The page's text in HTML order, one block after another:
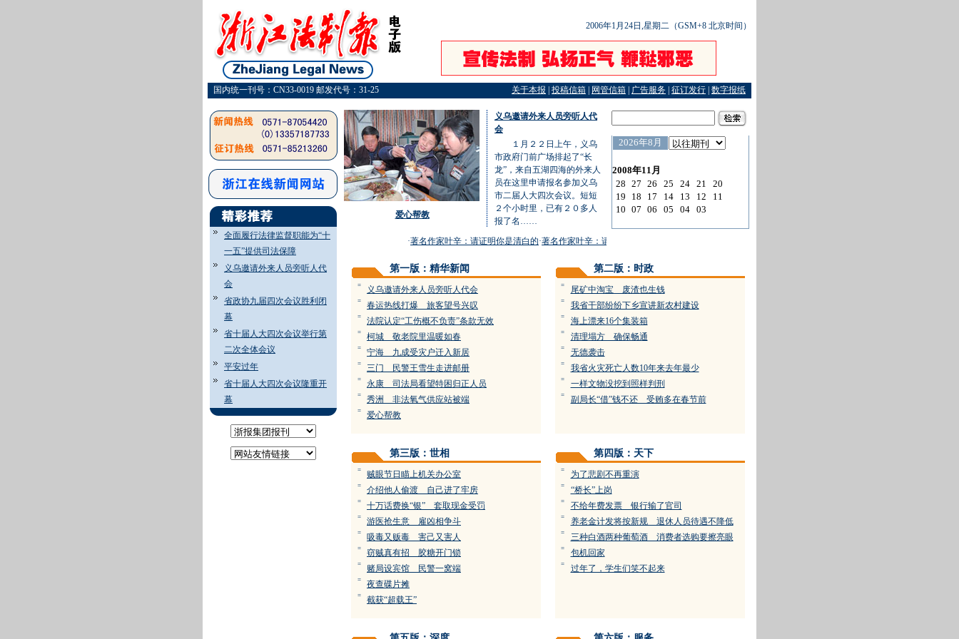
2006年1月24日,星期二（GSM+8 北京时间）
国内统一刊号：CN33-0019 邮发代号：31-25 关于本报 投稿信箱 网管信箱 广告服务 征订发行 数字报纸
全面履行法律监督职能为“十
一五”提供司法保障
义乌邀请外来人员旁听人代
会
省政协九届四次会议胜利闭
幕
省十届人大四次会议举行第
二次全体会议
平安过年
省十届人大四次会议隆重开
幕
爱心帮教
义乌邀请外来人员旁听人代
会
１月２２日上午，义乌
市政府门前广场排起了“长
龙”，来自五湖四海的外来人
员在这里申请报名参加义乌
市二届人大四次会议。短短
２个小时里，已有２０多人
报了名……
著名作家叶辛：请证明你是清白的·著名作家叶辛：请证明你是清白的
第一版：精华新闻
= 义乌邀请外来人员旁听人代会
= 春运热线打爆 旅客望号兴叹
= 法院认定“工伤概不负责”条款无效
= 柯城 敬老院里温暖如春
= 宁海 九成受灾户迁入新居
= 三门 民警王雪生走进邮册
= 永康 司法局看望特困归正人员
= 秀洲 非法氧气供应站被端
= 爱心帮教
第二版：时政
= 尾矿中淘宝 废渣也生钱
= 我省干部纷纷下乡宣讲新农村建设
= 海上漂来16个集装箱
= 清理塌方 确保畅通
= 无德袭击
= 我省火灾死亡人数10年来去年最少
= 一样文物没挖到照样判刑
= 副局长“借”钱不还 受贿多在春节前
第三版：世相
= 贼眼节日瞄上机关办公室
= 介绍他人偷渡 自己进了牢房
= 十万话费换“银” 套取现金受罚
= 游医抢生意 雇凶相争斗
= 吸毒又贩毒 害己又害人
= 窃贼真有招 胶糖开门锁
= 赌局设宾馆 民警一窝端
= 夜查碟片摊
= 截获“超载王”
第四版：天下
= 为了悲剧不再重演
= “桥长”上岗
= 不给年费发票 银行输了官司
= 养老金计发将按新规 退休人员待遇不降低
= 三种白酒两种葡萄酒 消费者选购要擦亮眼
= 包机回家
= 过年了，学生们笑不起来